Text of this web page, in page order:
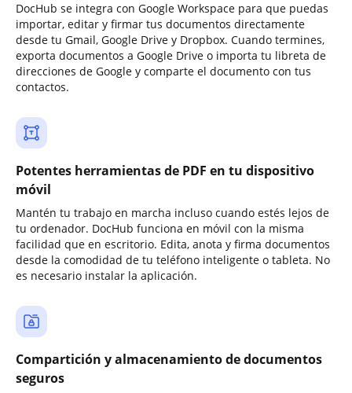
DocHub se integra con Google Workspace para que puedas
importar, editar y firmar tus documentos directamente
desde tu Gmail, Google Drive y Dropbox. Cuando termines,
exporta documentos a Google Drive o importa tu libreta de
direcciones de Google y comparte el documento con tus
contactos.
Potentes herramientas de PDF en tu dispositivo
móvil
Mantén tu trabajo en marcha incluso cuando estés lejos de
tu ordenador. DocHub funciona en móvil con la misma
facilidad que en escritorio. Edita, anota y firma documentos
desde la comodidad de tu teléfono inteligente o tableta. No
es necesario instalar la aplicación.
Compartición y almacenamiento de documentos
seguros